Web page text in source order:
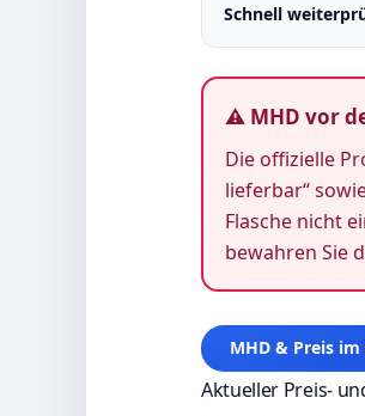
Schnell
⚠ MHD vor
Die offizielle
lieferbar“
Flasche nicht
bewahren Sie
MHD & Preis
Aktueller Preis-